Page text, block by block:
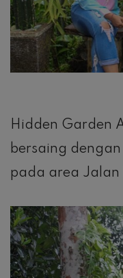
Hidden Garden
bersaing
pada area Jalan